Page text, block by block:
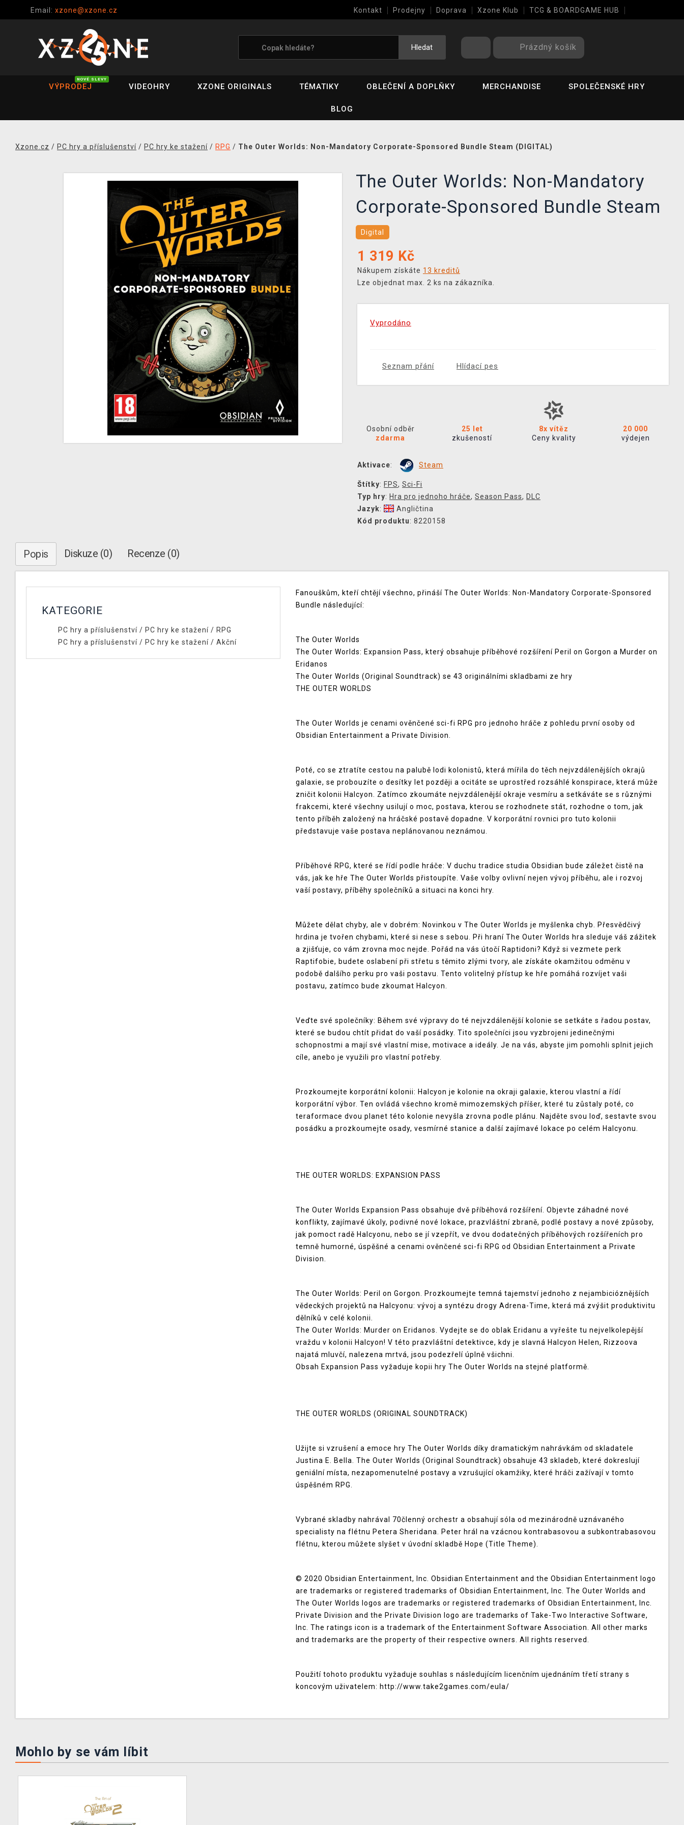
Email: xzone@xzone.cz Kontakt Prodejny Doprava Xzone Klub TCG & BOARDGAME HUB
Hledat Prázdný košík
VÝPRODEJ
NOVÉ SLEVY
VIDEOHRY XZONE ORIGINALS TÉMATIKY OBLEČENÍ A DOPLŇKY MERCHANDISE SPOLEČENSKÉ HRY
BLOG
Xzone.cz / PC hry a příslušenství / PC hry ke stažení / RPG / The Outer Worlds: Non-Mandatory Corporate-Sponsored Bundle Steam (DIGITAL)
The Outer Worlds: Non-Mandatory
Corporate-Sponsored Bundle Steam
Digital
1 319 Kč
Nákupem získáte 13 kreditů
Lze objednat max. 2 ks na zákazníka.
Vyprodáno
Seznam přání Hlídací pes
Osobní odběr
zdarma
25 let
zkušeností
8x vítěz
Ceny kvality
20 000
výdejen
Aktivace: Steam
Štítky: FPS, Sci-Fi
Typ hry: Hra pro jednoho hráče, Season Pass, DLC
Jazyk:
Angličtina
Kód produktu: 8220158
Popis Diskuze (0) Recenze (0)
KATEGORIE
PC hry a příslušenství/ PC hry ke stažení/ RPG
PC hry a příslušenství/ PC hry ke stažení/ Akční
Fanouškům, kteří chtějí všechno, přináší The Outer Worlds: Non-Mandatory Corporate-Sponsored
Bundle následující:
The Outer Worlds
The Outer Worlds: Expansion Pass, který obsahuje příběhové rozšíření Peril on Gorgon a Murder on
Eridanos
The Outer Worlds (Original Soundtrack) se 43 originálními skladbami ze hry
THE OUTER WORLDS
The Outer Worlds je cenami ověnčené sci-fi RPG pro jednoho hráče z pohledu první osoby od
Obsidian Entertainment a Private Division.
Poté, co se ztratíte cestou na palubě lodi kolonistů, která mířila do těch nejvzdálenějších okrajů
galaxie, se probouzíte o desítky let později a ocitáte se uprostřed rozsáhlé konspirace, která může
zničit kolonii Halcyon. Zatímco zkoumáte nejvzdálenější okraje vesmíru a setkáváte se s různými
frakcemi, které všechny usilují o moc, postava, kterou se rozhodnete stát, rozhodne o tom, jak
tento příběh založený na hráčské postavě dopadne. V korporátní rovnici pro tuto kolonii
představuje vaše postava neplánovanou neznámou.
Příběhové RPG, které se řídí podle hráče: V duchu tradice studia Obsidian bude záležet čistě na
vás, jak ke hře The Outer Worlds přistoupíte. Vaše volby ovlivní nejen vývoj příběhu, ale i rozvoj
vaší postavy, příběhy společníků a situaci na konci hry.
Můžete dělat chyby, ale v dobrém: Novinkou v The Outer Worlds je myšlenka chyb. Přesvědčivý
hrdina je tvořen chybami, které si nese s sebou. Při hraní The Outer Worlds hra sleduje váš zážitek
a zjišťuje, co vám zrovna moc nejde. Pořád na vás útočí Raptidoni? Když si vezmete perk
Raptifobie, budete oslabení při střetu s těmito zlými tvory, ale získáte okamžitou odměnu v
podobě dalšího perku pro vaši postavu. Tento volitelný přístup ke hře pomáhá rozvíjet vaši
postavu, zatímco bude zkoumat Halcyon.
Veďte své společníky: Během své výpravy do té nejvzdálenější kolonie se setkáte s řadou postav,
které se budou chtít přidat do vaší posádky. Tito společníci jsou vyzbrojeni jedinečnými
schopnostmi a mají své vlastní mise, motivace a ideály. Je na vás, abyste jim pomohli splnit jejich
cíle, anebo je využili pro vlastní potřeby.
Prozkoumejte korporátní kolonii: Halcyon je kolonie na okraji galaxie, kterou vlastní a řídí
korporátní výbor. Ten ovládá všechno kromě mimozemských příšer, které tu zůstaly poté, co
teraformace dvou planet této kolonie nevyšla zrovna podle plánu. Najděte svou loď, sestavte svou
posádku a prozkoumejte osady, vesmírné stanice a další zajímavé lokace po celém Halcyonu.
THE OUTER WORLDS: EXPANSION PASS
The Outer Worlds Expansion Pass obsahuje dvě příběhová rozšíření. Objevte záhadné nové
konflikty, zajímavé úkoly, podivné nové lokace, prazvláštní zbraně, podlé postavy a nové způsoby,
jak pomoct radě Halcyonu, nebo se jí vzepřít, ve dvou dodatečných příběhových rozšířeních pro
temně humorné, úspěšné a cenami ověnčené sci-fi RPG od Obsidian Entertainment a Private
Division.
The Outer Worlds: Peril on Gorgon. Prozkoumejte temná tajemství jednoho z nejambicióznějších
vědeckých projektů na Halcyonu: vývoj a syntézu drogy Adrena-Time, která má zvýšit produktivitu
dělníků v celé kolonii.
The Outer Worlds: Murder on Eridanos. Vydejte se do oblak Eridanu a vyřešte tu nejvelkolepější
vraždu v kolonii Halcyon! V této prazvláštní detektivce, kdy je slavná Halcyon Helen, Rizzoova
najatá mluvčí, nalezena mrtvá, jsou podezřelí úplně všichni.
Obsah Expansion Pass vyžaduje kopii hry The Outer Worlds na stejné platformě.
THE OUTER WORLDS (ORIGINAL SOUNDTRACK)
Užijte si vzrušení a emoce hry The Outer Worlds díky dramatickým nahrávkám od skladatele
Justina E. Bella. The Outer Worlds (Original Soundtrack) obsahuje 43 skladeb, které dokreslují
geniální místa, nezapomenutelné postavy a vzrušující okamžiky, které hráči zažívají v tomto
úspěšném RPG.
Vybrané skladby nahrával 70členný orchestr a obsahují sóla od mezinárodně uznávaného
specialisty na flétnu Petera Sheridana. Peter hrál na vzácnou kontrabasovou a subkontrabasovou
flétnu, kterou můžete slyšet v úvodní skladbě Hope (Title Theme).
© 2020 Obsidian Entertainment, Inc. Obsidian Entertainment and the Obsidian Entertainment logo
are trademarks or registered trademarks of Obsidian Entertainment, Inc. The Outer Worlds and
The Outer Worlds logos are trademarks or registered trademarks of Obsidian Entertainment, Inc.
Private Division and the Private Division logo are trademarks of Take-Two Interactive Software,
Inc. The ratings icon is a trademark of the Entertainment Software Association. All other marks
and trademarks are the property of their respective owners. All rights reserved.
Použití tohoto produktu vyžaduje souhlas s následujícím licenčním ujednáním třetí strany s
koncovým uživatelem: http://www.take2games.com/eula/
Mohlo by se vám líbit